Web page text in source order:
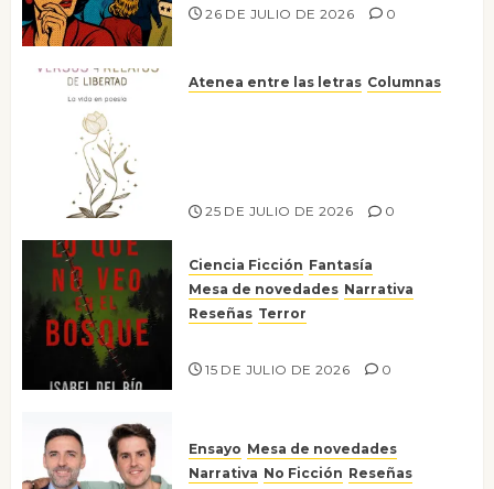
26 DE JULIO DE 2026 0
Atenea entre las letras Columnas
25 DE JULIO DE 2026 0
Ciencia Ficción Fantasía
Mesa de novedades Narrativa
Reseñas Terror
15 DE JULIO DE 2026 0
Ensayo Mesa de novedades
Narrativa No Ficción Reseñas